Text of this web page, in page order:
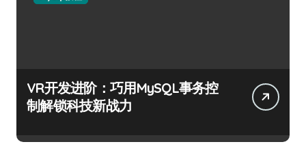
VR开发进阶：巧用MySQL事务控
制解锁科技新战力